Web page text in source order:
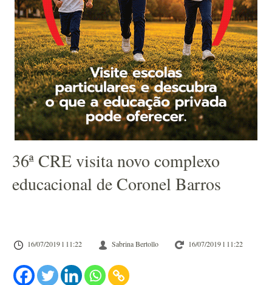
36ª CRE visita novo complexo
educacional de Coronel Barros
16/07/2019 l 11:22 Sabrina Bertollo 16/07/2019 l 11:22